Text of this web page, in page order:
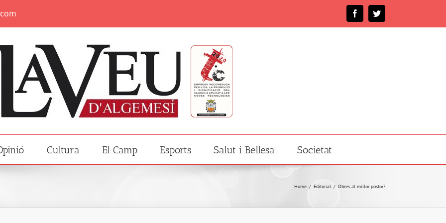
FacebookTwitter
Cultura El Camp Esports Salut i Bellesa Societat
Home / Editorial / Obres al millor postor?